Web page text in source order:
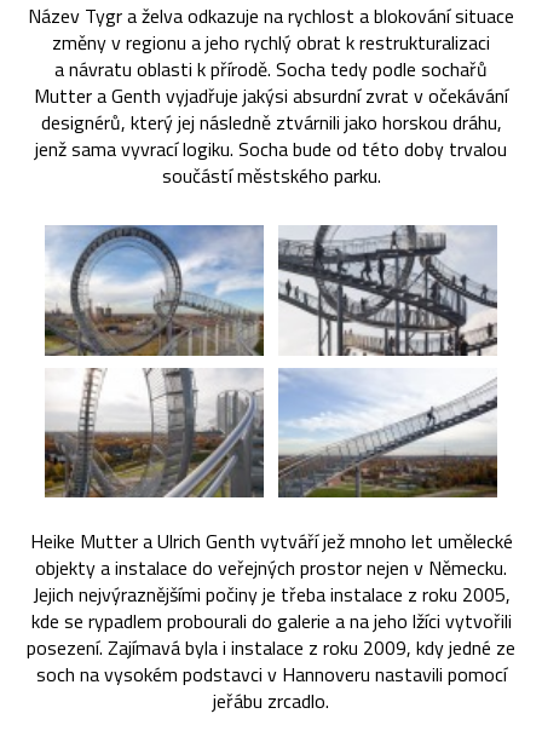
Název Tygr a želva odkazuje na rychlost a blokování situace
změny v regionu a jeho rychlý obrat k restrukturalizaci
a návratu oblasti k přírodě. Socha tedy podle sochařů
Mutter a Genth vyjadřuje jakýsi absurdní zvrat v očekávání
designérů, který jej následně ztvárnili jako horskou dráhu,
jenž sama vyvrací logiku. Socha bude od této doby trvalou
součástí městského parku.
Heike Mutter a Ulrich Genth vytváří jež mnoho let umělecké
objekty a instalace do veřejných prostor nejen v Německu.
Jejich nejvýraznějšími počiny je třeba instalace z roku 2005,
kde se rypadlem probourali do galerie a na jeho lžíci vytvořili
posezení. Zajímavá byla i instalace z roku 2009, kdy jedné ze
soch na vysokém podstavci v Hannoveru nastavili pomocí
jeřábu zrcadlo.